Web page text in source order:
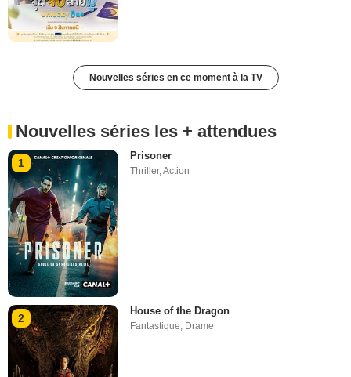
Nouvelles séries en ce moment à la TV
Nouvelles séries les + attendues
1
Prisoner
Thriller,Action
2
House of the Dragon
Fantastique, Drame